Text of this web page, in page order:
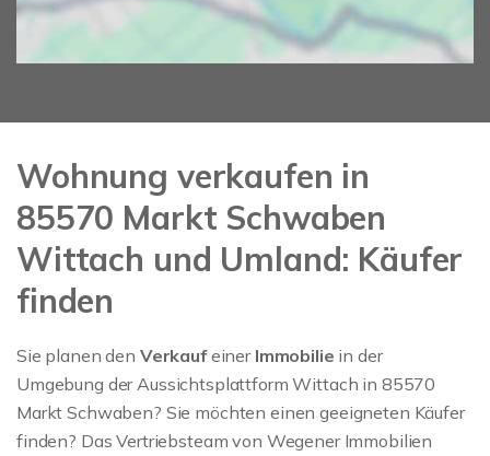
Wohnung verkaufen in
85570 Markt Schwaben
Wittach und Umland: Käufer
finden
Sie planen den Verkaufeiner Immobilie in der
Umgebung der Aussichtsplattform Wittach in 85570
Markt Schwaben? Sie möchten einen geeigneten Käufer
finden? Das Vertriebsteam von Wegener Immobilien